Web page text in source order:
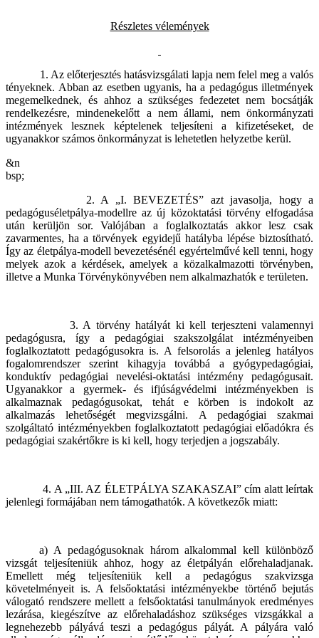
Részletes vélemények
1. Az előterjesztés hatásvizsgálati lapja nem felel meg a valós
tényeknek. Abban az esetben ugyanis, ha a pedagógus illetmények
megemelkednek, és ahhoz a szükséges fedezetet nem bocsátják
rendelkezésre, mindenekelőtt a nem állami, nem önkormányzati
intézmények lesznek képtelenek teljesíteni a kifizetéseket, de
ugyanakkor számos önkormányzat is lehetetlen helyzetbe kerül.
&n
bsp;
2. A „I. BEVEZETÉS” azt javasolja, hogy a
pedagóguséletpálya-modellre az új közoktatási törvény elfogadása
után kerüljön sor. Valójában a foglalkoztatás akkor lesz csak
zavarmentes, ha a törvények egyidejű hatályba lépése biztosítható.
Így az életpálya-modell bevezetésénél egyértelművé kell tenni, hogy
melyek azok a kérdések, amelyek a közalkalmazotti törvényben,
illetve a Munka Törvénykönyvében nem alkalmazhatók e területen.
3. A törvény hatályát ki kell terjeszteni valamennyi
pedagógusra, így a pedagógiai szakszolgálat intézményeiben
foglalkoztatott pedagógusokra is. A felsorolás a jelenleg hatályos
fogalomrendszer szerint kihagyja továbbá a gyógypedagógiai,
konduktív pedagógiai nevelési-oktatási intézmény pedagógusait.
Ugyanakkor a gyermek- és ifjúságvédelmi intézményekben is
alkalmaznak pedagógusokat, tehát e körben is indokolt az
alkalmazás lehetőségét megvizsgálni. A pedagógiai szakmai
szolgáltató intézményekben foglalkoztatott pedagógiai előadókra és
pedagógiai szakértőkre is ki kell, hogy terjedjen a jogszabály.
4. A „III. AZ ÉLETPÁLYA SZAKASZAI” cím alatt leírtak
jelenlegi formájában nem támogathatók. A következők miatt:
a) A pedagógusoknak három alkalommal kell különböző
vizsgát teljesíteniük ahhoz, hogy az életpályán előrehaladjanak.
Emellett még teljesíteniük kell a pedagógus szakvizsga
követelményeit is. A felsőoktatási intézményekbe történő bejutás
válogató rendszere mellett a felsőoktatási tanulmányok eredményes
lezárása, kiegészítve az előrehaladáshoz szükséges vizsgákkal a
legnehezebb pályává teszi a pedagógus pályát. A pályára való